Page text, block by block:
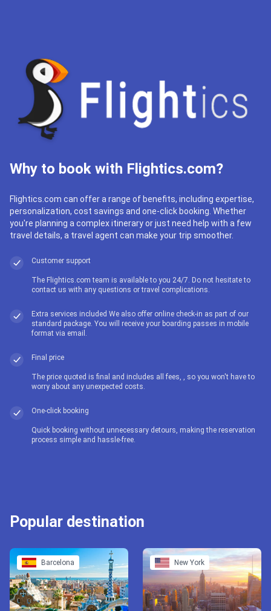
Why to book with Flightics.com?
Flightics.com can offer a range of benefits, including expertise,
personalization, cost savings and one-click booking. Whether
you're planning a complex itinerary or just need help with a few
travel details, a travel agent can make your trip smoother.
Customer support
The Flightics.com team is available to you 24/7. Do not hesitate to
contact us with any questions or travel complications.
Extra services included We also offer online check-in as part of our
standard package. You will receive your boarding passes in mobile
format via email.
Final price
The price quoted is final and includes all fees, , so you won't have to
worry about any unexpected costs.
One-click booking
Quick booking without unnecessary detours, making the reservation
process simple and hassle-free.
Popular destination
Barcelona New York